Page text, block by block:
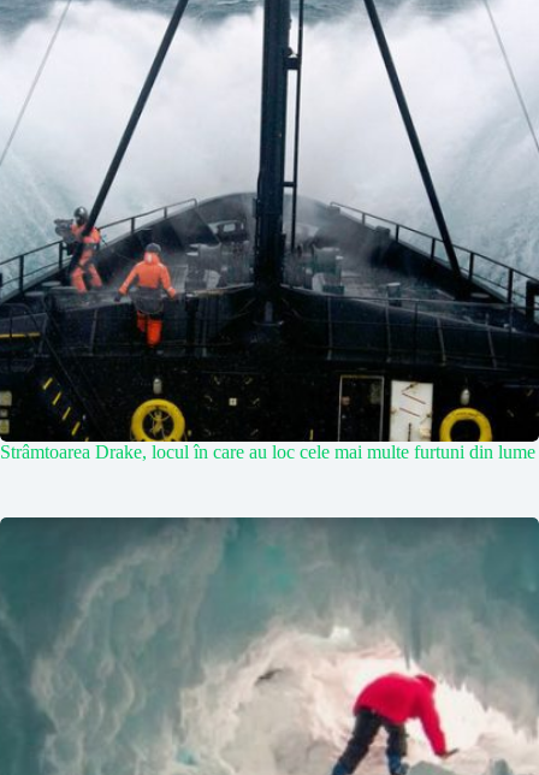
Strâmtoarea Drake, locul în care au loc cele mai multe furtuni din lume